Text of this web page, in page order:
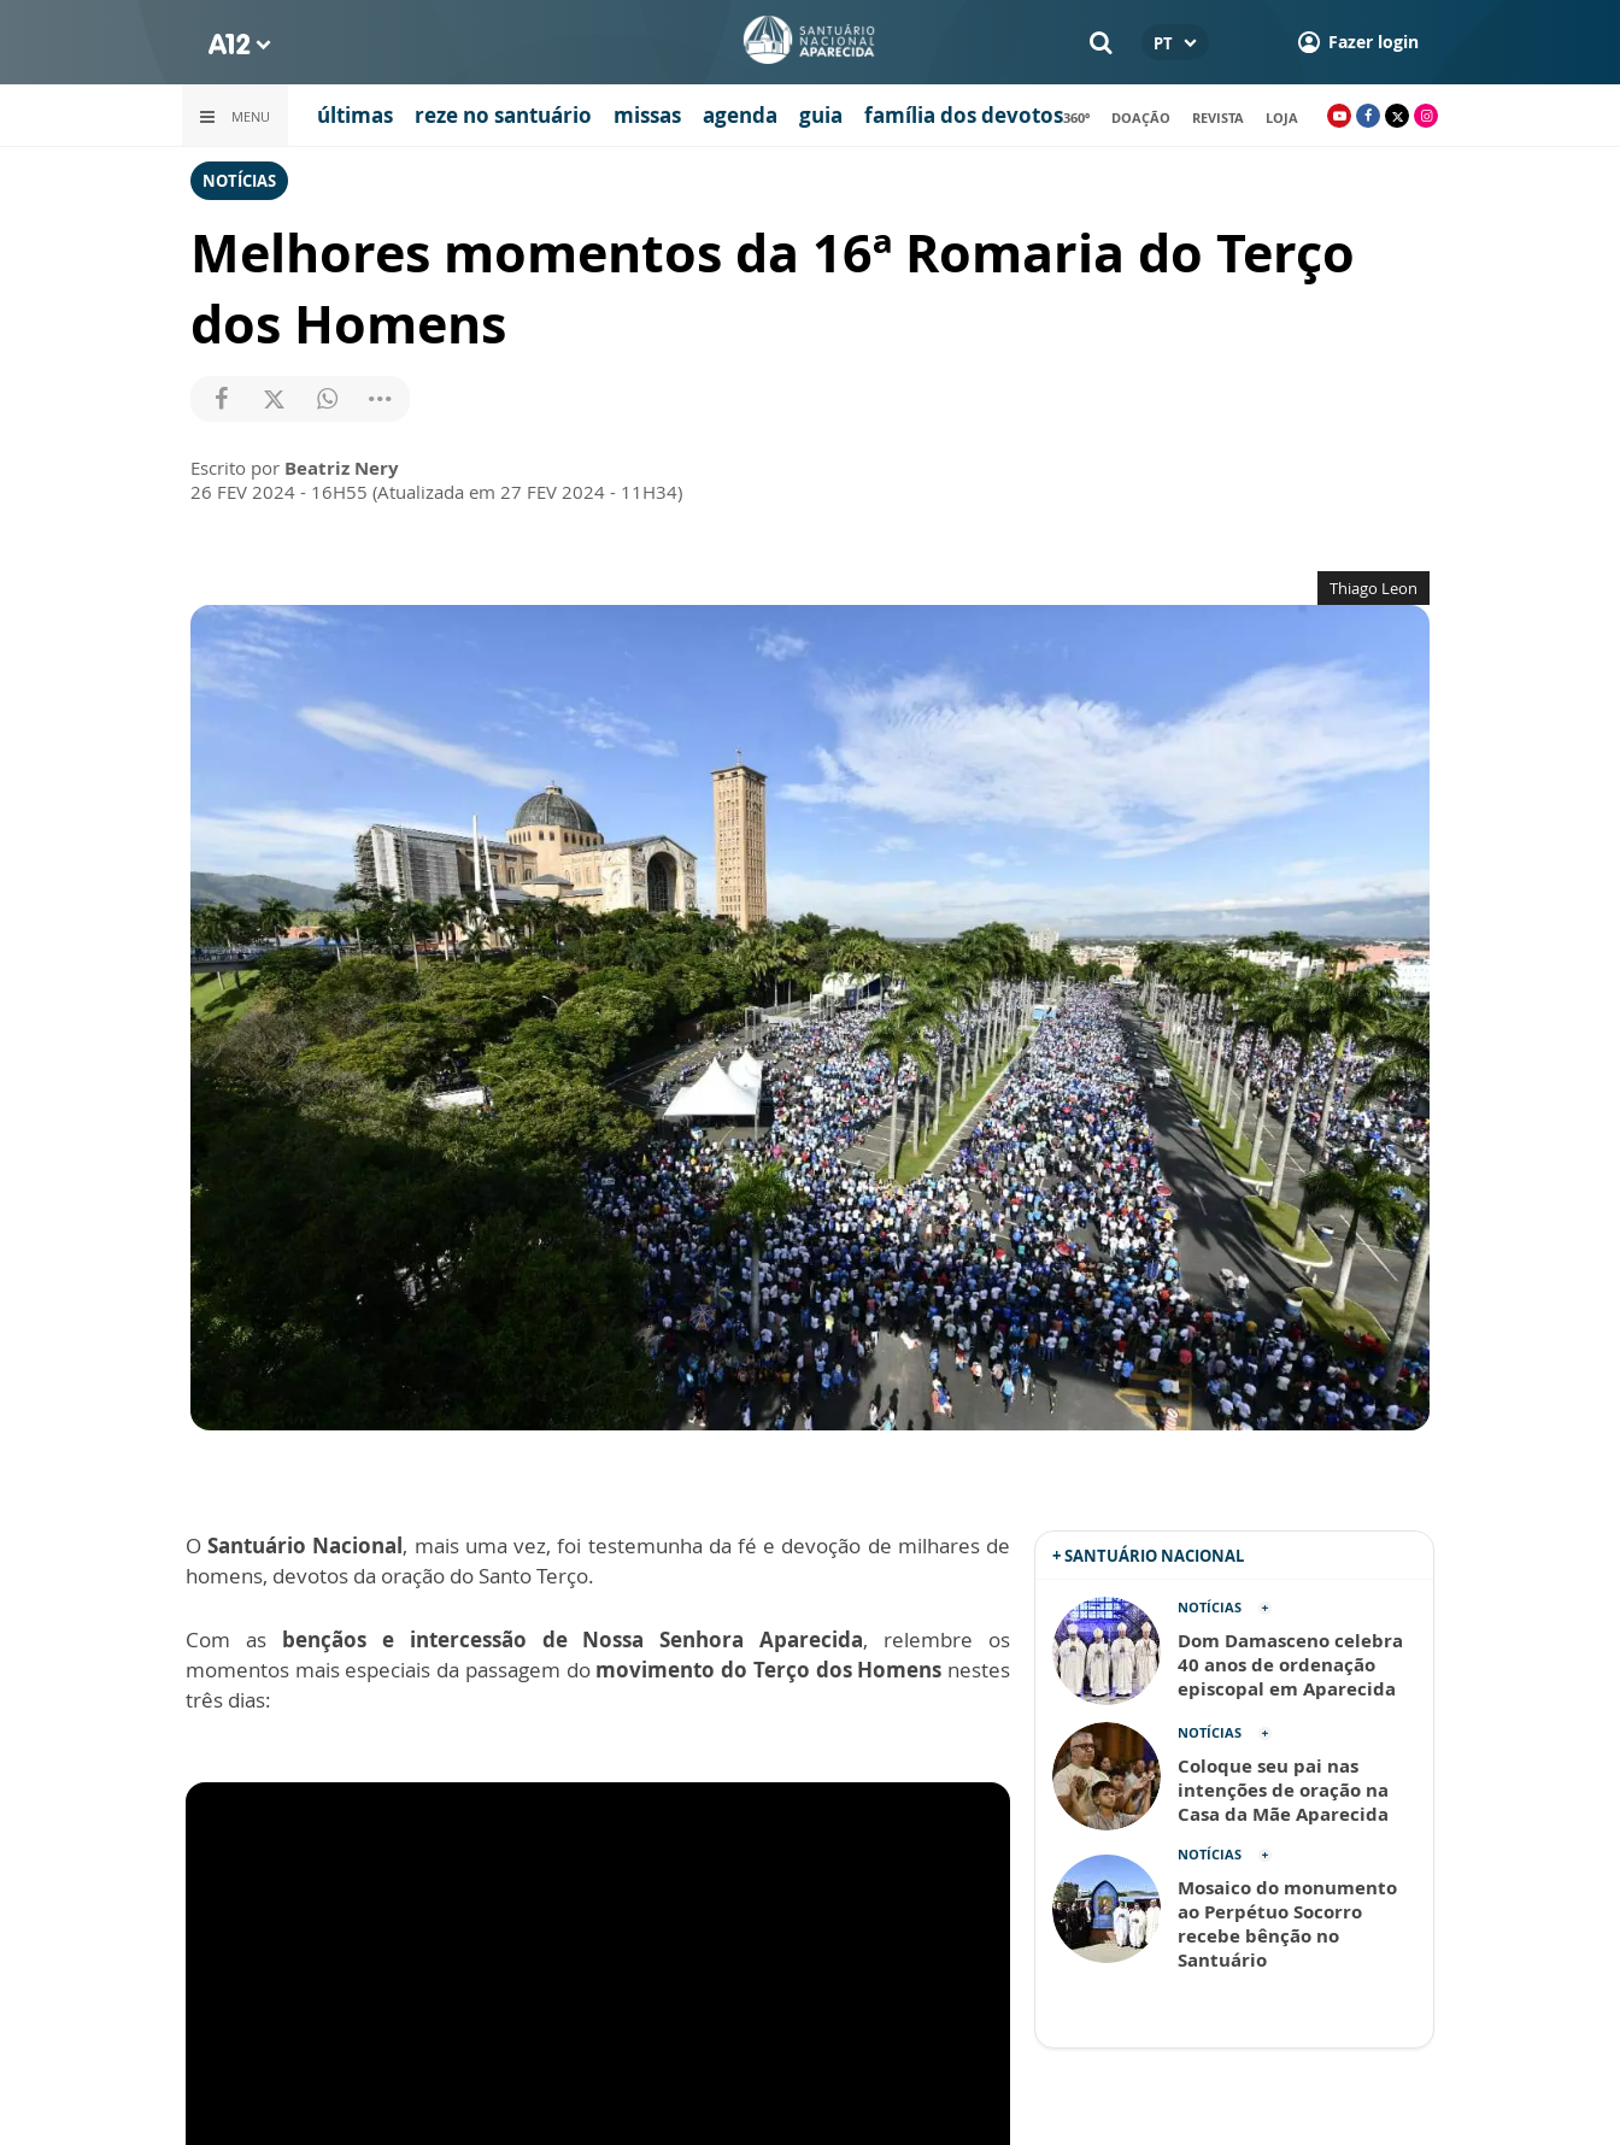
PT Fazer login
MENU últimas reze no santuário missas agenda guia família dos devotos360º DOAÇÃO REVISTA LOJA
NOTÍCIAS
Melhores momentos da 16ª Romaria do Terço
dos Homens
Escrito por Beatriz Nery
26 FEV 2024 - 16H55 (Atualizada em 27 FEV 2024 - 11H34)
Thiago Leon
O Santuário Nacional, mais uma vez, foi testemunha da fé e devoção de milhares de
homens, devotos da oração do Santo Terço.
Com asbençãos e intercessão de Nossa Senhora Aparecida, relembre os
momentos mais especiais da passagem domovimento do Terço dos Homens nestes
três dias:
+ SANTUÁRIO NACIONAL
NOTÍCIAS
Dom Damasceno celebra
40 anos de ordenação
episcopal em Aparecida
NOTÍCIAS
Coloque seu pai nas
intenções de oração na
Casa da Mãe Aparecida
NOTÍCIAS
Mosaico do monumento
ao Perpétuo Socorro
recebe bênção no
Santuário